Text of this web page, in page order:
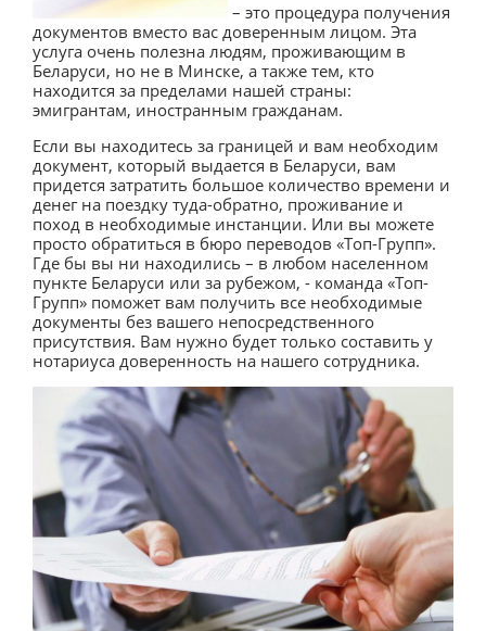
– это процедура получения
документов вместо вас доверенным лицом. Эта
услуга очень полезна людям, проживающим в
Беларуси, но не в Минске, а также тем, кто
находится за пределами нашей страны:
эмигрантам, иностранным гражданам.
Если вы находитесь за границей и вам необходим
документ, который выдается в Беларуси, вам
придется затратить большое количество времени и
денег на поездку туда-обратно, проживание и
поход в необходимые инстанции. Или вы можете
просто обратиться в бюро переводов «Топ-Групп».
Где бы вы ни находились – в любом населенном
пункте Беларуси или за рубежом, - команда «Топ-
Групп» поможет вам получить все необходимые
документы без вашего непосредственного
присутствия. Вам нужно будет только составить у
нотариуса доверенность на нашего сотрудника.